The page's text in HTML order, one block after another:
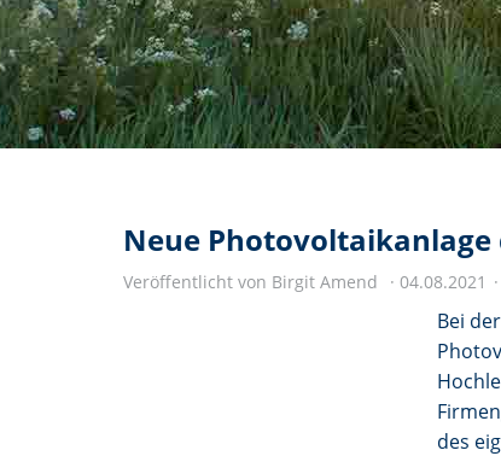
Neue Photovoltaikanlage
Veröffentlicht von Birgit Amend 04.08.2021
Bei
des